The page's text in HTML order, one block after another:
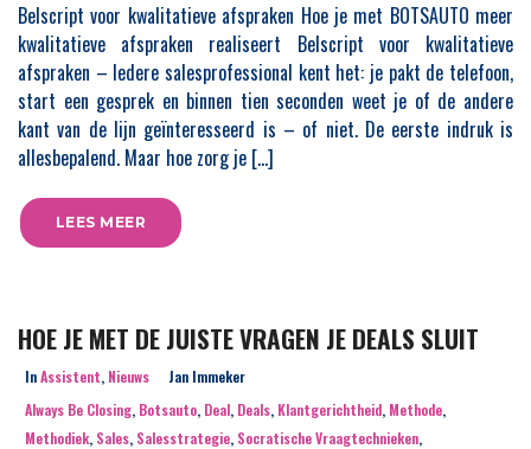
Belscript voor kwalitatieve afspraken Hoe je met BOTSAUTO meer
kwalitatieve afspraken realiseert Belscript voor kwalitatieve
afspraken – Iedere salesprofessional kent het: je pakt de telefoon,
start een gesprek en binnen tien seconden weet je of de andere
kant van de lijn geïnteresseerd is – of niet. De eerste indruk is
allesbepalend. Maar hoe zorg je […]
LEES MEER
HOE JE MET DE JUISTE VRAGEN JE DEALS SLUIT
InAssistent, Nieuws
Jan Immeker
Always Be Closing, Botsauto, Deal, Deals, Klantgerichtheid, Methode,
Methodiek, Sales, Salesstrategie, Socratische Vraagtechnieken,